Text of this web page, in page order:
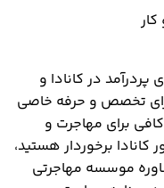
در کانادا و
تخصص و حرفه خاصی
برای مهاجرت و
برخوردار هستید،
موسسه مهاجرتی